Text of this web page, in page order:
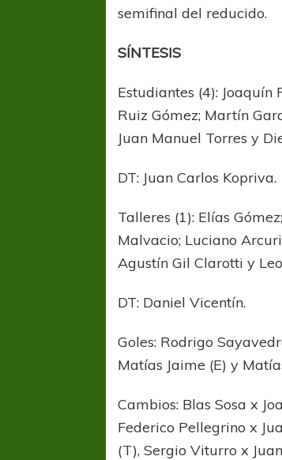
semifinal del reducido.
SÍNTESIS
Estudiantes (4): Joaquín
Ruiz Gómez; Martín
Juan Manuel Torres y
DT: Juan Carlos Kopriva.
Talleres (1): Elías
Malvacio; Luciano
Agustín Gil Clarotti y
DT: Daniel Vicentín.
Goles: Rodrigo
Matías Jaime (E) y
Cambios: Blas Sosa x
Federico Pellegrino x
(T), Sergio Viturro x
A pesar de la derrota Tigre avanzó a
Octavos de Final